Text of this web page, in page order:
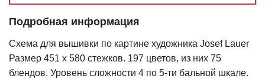
Подробная информация
Схема для вышивки по картине художника Josef Lauer
Размер 451 х 580 стежков. 197 цветов, из них 75
блендов. Уровень сложности 4 по 5-ти бальной шкале.